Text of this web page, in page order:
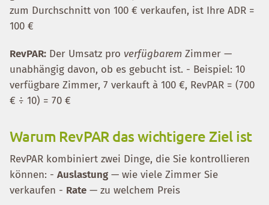
zum Durchschnitt von 100 € verkaufen, ist Ihre ADR =
100 €
RevPAR: Der Umsatz pro verfügbarem Zimmer —
unabhängig davon, ob es gebucht ist. - Beispiel: 10
verfügbare Zimmer, 7 verkauft à 100 €, RevPAR = (700
€ ÷ 10) = 70 €
Warum RevPAR das wichtigere Ziel ist
RevPAR kombiniert zwei Dinge, die Sie kontrollieren
können: - Auslastung — wie viele Zimmer Sie
verkaufen - Rate — zu welchem Preis